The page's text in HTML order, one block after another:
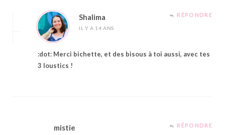
Shalima
IL Y A 14 ANS
RÉPONDRE
:dot: Merci bichette, et des bisous à toi aussi, avec tes
3 loustics !
mistie RÉPONDRE